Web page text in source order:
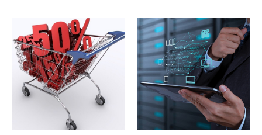
международными
цепями поставок
по управлению
международными
цепями поставок